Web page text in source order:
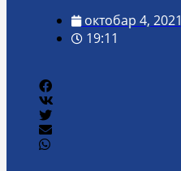
октобар 4, 2021
19:11